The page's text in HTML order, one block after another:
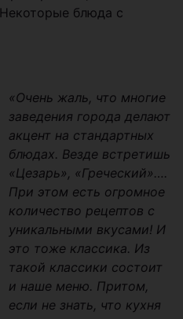
блюда с
«Очень жаль, что многие
заведения города делают
акцент на стандартных
блюдах. Везде встретишь
«Цезарь», «Греческий»….
При этом есть огромное
количество рецептов с
уникальными вкусами! И
это тоже классика. Из
такой классики состоит
и наше меню. Притом,
если не знать, что кухня